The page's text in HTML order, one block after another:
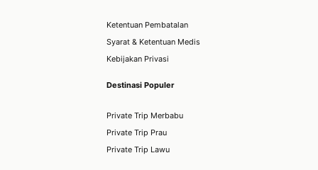
Ketentuan Pembatalan
Syarat & Ketentuan Medis
Kebijakan Privasi
Destinasi Populer
Private Trip Merbabu
Private Trip Prau
Private Trip Lawu